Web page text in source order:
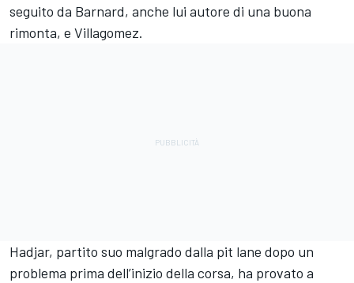
seguito da Barnard, anche lui autore di una buona
rimonta, e Villagomez.
Hadjar, partito suo malgrado dalla pit lane dopo un
problema prima dell’inizio della corsa, ha provato a